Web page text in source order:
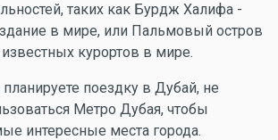
таких как Бурдж Халифа -
в мире, или Пальмовый остров
курортов в мире.
поездку в Дубай, не
Метро Дубая, чтобы
интересные места города.